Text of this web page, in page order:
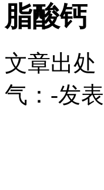
脂酸钙
文章出处
气： -发